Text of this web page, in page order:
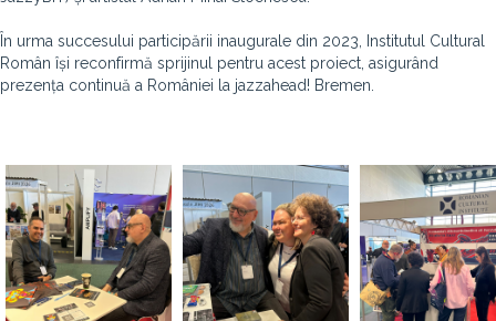
În urma succesului participării inaugurale din 2023, Institutul Cultural
Român își reconfirmă sprijinul pentru acest proiect, asigurând
prezența continuă a României la jazzahead! Bremen.